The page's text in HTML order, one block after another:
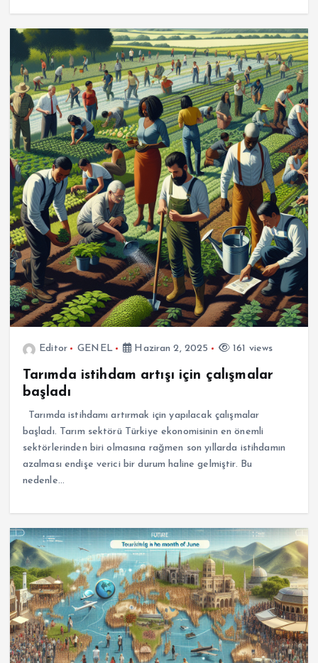
Editor GENEL Haziran 2, 2025 161 views
Tarımda istihdam artışı için çalışmalar
başladı
Tarımda istihdamı artırmak için yapılacak çalışmalar
başladı. Tarım sektörü Türkiye ekonomisinin en önemli
sektörlerinden biri olmasına rağmen son yıllarda istihdamın
azalması endişe verici bir durum haline gelmiştir. Bu
nedenle…